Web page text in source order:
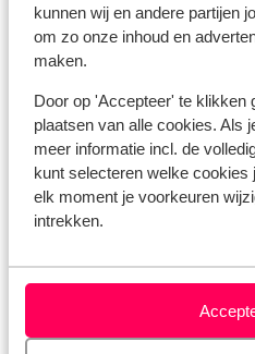
kunnen wij en andere partijen
om zo onze inhoud en
maken.
Door op 'Accepteer' te klikken
plaatsen van alle cookies. Als
meer informatie incl. de
kunt selecteren welke cookies
elk moment je voorkeuren
intrekken.
Prachtige tuin.
buiten met mooi uitzicht
hebben genoten. Goed
regelt wat je vraagt.
Prachtige tuin.
Leo
Met partner
Bekijk alle
Locatie